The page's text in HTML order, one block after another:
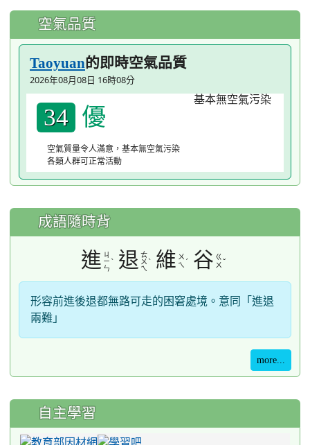
空氣品質
Taoyuan的即時空氣品質
2026年08月08日 16時08分
34 優
空氣質量令人滿意，基本無空氣污染
各類人群可正常活動
成語隨時背
進 ㄐ
ㄧ
ㄣ
ˋ 退 ㄊ
ㄨ
ㄟ
ˋ 維 ㄨ
ㄟ ˊ 谷 ㄍ
ㄨˇ
形容前進後退都無路可走的困窘處境。意同「進退
兩難」
more...
自主學習